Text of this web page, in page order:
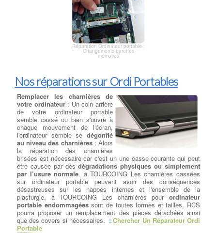
Réparation Ordinateur portable :
Changements barettes
mémoires
Nos réparations sur Ordi Portables
Remplacer les charnières de
votre ordinateur: Un coin arrière
de votre ordinateur portable
semble cassé ou bien s'ouvre à
chaque mouvement de l'écran,
l'ordinateur semble se dégonflé
au niveau des charnières: Alors
la réparation des charnières
brisées est nécessaire car c'est un une casse courante qui peut
être causée par desdégradations physiques ou simplement
par l’usure normale. à TOURCOING Les charnières cassées
sur ordinateur portable peuvent avoir des conséquences
désastreuses sur les nappes internes et l'ensemble de la
plasturgie. à TOURCOING Les charnières pour ordinateur
portable endommagéessont de toutes formes et tailles. RCS
pourra proposer un remplacement des pièces détachées ainsi
que des covers si nécessaires. :Chercher Un Réparateur Ordi
Portable